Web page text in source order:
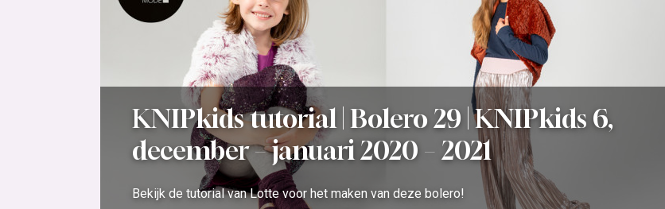
KNIPkids tutorial | Bolero 29 | KNIPkids 6,
december – januari 2020 – 2021
Bekijk de tutorial van Lotte voor het maken van deze bolero!